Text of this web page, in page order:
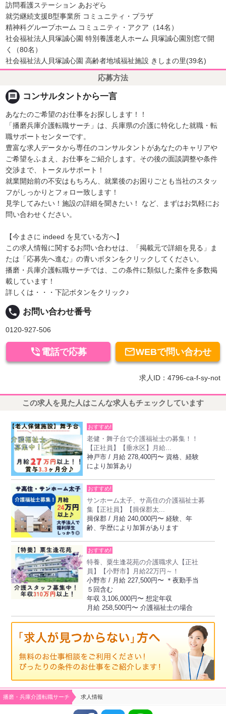
訪問看護ステーション あおぞら
就労継続支援B型事業所 コミュニティ・プラザ
精神科グループホーム コミュニティ・アクア（14名）
社会福祉法人貝塚誠心園 特別養護老人ホーム 貝塚誠心園別窓で開
く（80名）
社会福祉法人貝塚誠心園 高齢者地域福祉施設 きしまの里(39名)
応募方法
message コンサルタントから一言
あなたのご希望のお仕事をお探しします！！
「播磨兵庫介護転職サーチ」は、兵庫県の介護に特化した就職・転
職サポートセンターです。
豊富な求人データから専任のコンサルタントがあなたのキャリアや
ご希望をふまえ、お仕事をご紹介します。その後の面談調整や条件
交渉まで、トータルサポート！
就業開始前の不安はもちろん、就業後のお困りごとも当社のスタッ
フがしっかりとフォロー致します！
見学してみたい！施設の詳細を聞きたい！ など、まずはお気軽にお
問い合わせください。
【今まさに indeed を見ている方へ】
この求人情報に関するお問い合わせは、「掲載元で詳細を見る」ま
たは「応募先へ進む」の青いボタンをクリックしてください。
播磨・兵庫介護転職サーチでは、この条件に類似した案件を多数掲
載しています！
詳しくは・・・下記ボタンをクリック♪
local_phone お問い合わせ番号
0120-927-506
WEBで問い合わせ
 電話で応募
求人ID：4796-ca-f-sy-not
この求人を見た人はこんな求人もチェックしています
おすすめ!
老健・舞子台で介護福祉士の募集！！
【正社員】【垂水区】月給...
神戸市 / 月給 278,400円〜 資格、経験
により加算あり
おすすめ!
サンホーム太子、サ高住の介護福祉士募
集【正社員】【揖保郡太...
揖保郡 / 月給 240,000円〜 経験、年
齢、学歴により加算があります
おすすめ!
特養、粟生逢花苑の介護職求人【正社
員】【小野市】月給22万円～！
小野市 / 月給 227,500円〜 ＊夜勤手当
５回含む
年収 3,106,000円〜 想定年収
月給 258,500円〜 介護福祉士の場合
播磨・兵庫介護転職サーチ 求人情報